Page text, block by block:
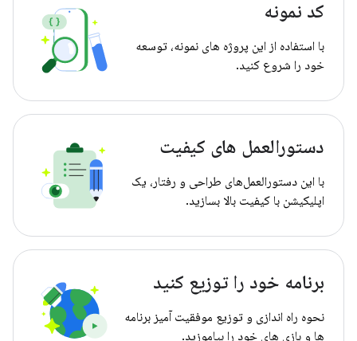
کد نمونه
با استفاده از این پروژه های نمونه، توسعه
خود را شروع کنید.
دستورالعمل های کیفیت
با این دستورالعمل‌های طراحی و رفتار، یک
اپلیکیشن با کیفیت بالا بسازید.
برنامه خود را توزیع کنید
نحوه راه اندازی و توزیع موفقیت آمیز برنامه
ها و بازی های خود را بیاموزید.